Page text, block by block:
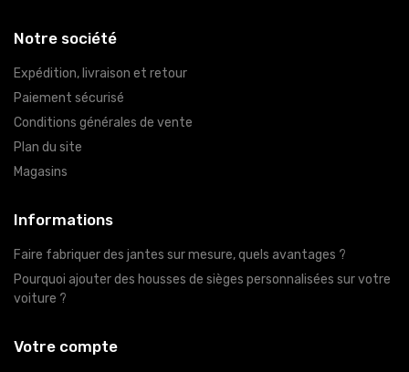
Notre société
Expédition, livraison et retour
Paiement sécurisé
Conditions générales de vente
Plan du site
Magasins
Informations
Faire fabriquer des jantes sur mesure, quels avantages ?
Pourquoi ajouter des housses de sièges personnalisées sur votre
voiture ?
Votre compte